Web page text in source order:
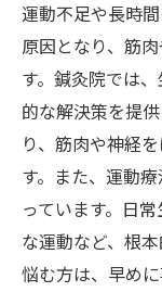
運動不足や長時
原因となり、筋
す。鍼灸院では
的な解決策を提
り、筋肉や神経
す。また、運動
っています。日
な運動など、根
悩む方は、早め